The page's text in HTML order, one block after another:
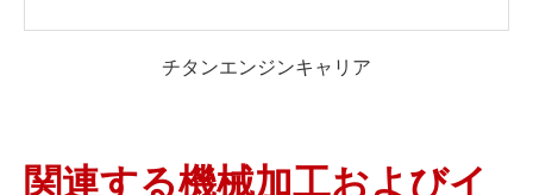
チタンエンジンキャリア
関連する機械加工およびイ